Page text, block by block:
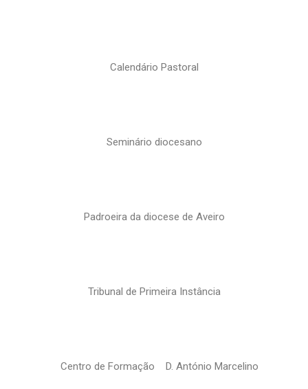
Calendário Pastoral
Seminário diocesano
Padroeira da diocese de Aveiro
Tribunal de Primeira Instância
Centro de Formação D. António Marcelino